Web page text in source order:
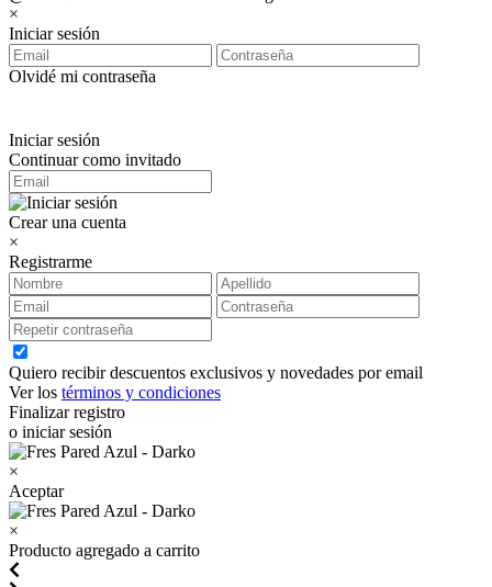
×
Iniciar sesión
Olvidé mi contraseña
Iniciar sesión
Continuar como invitado
Crear una cuenta
×
Registrarme
Quiero recibir descuentos exclusivos y novedades por email
Ver los términos y condiciones
Finalizar registro
o iniciar sesión
×
Aceptar
×
Producto agregado a carrito